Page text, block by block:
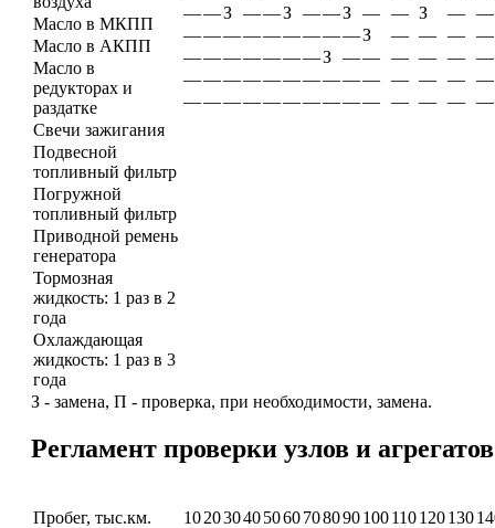
Масло в МКПП
Масло в АКПП
Масло в
редукторах и
раздатке
Свечи зажигания
Подвесной
топливный фильтр
Погружной
топливный фильтр
Приводной ремень
генератора
Тормозная
жидкость: 1 раз в 2
года
Охлаждающая
жидкость: 1 раз в 3
года
——З ——З ——З — — З — —
—————————З — — — —
———————З —— — — — —
—————————— — — — —
—————————— — — — —
З - замена, П - проверка, при необходимости, замена.
Регламент проверки узлов и агрегатов
Пробег, тыс.км.
102030405060708090100110120130